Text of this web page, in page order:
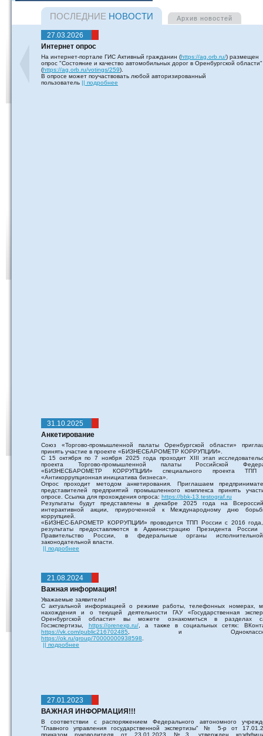
ПОСЛЕДНИЕ НОВОСТИ Архив новостей
27.03.2026
Интернет опрос
На интернет-портале ГИС Активный гражданин (https://ag.orb.ru/) размещен
опрос "Состояние и качество автомобильных дорог в Оренбургской области"
(https://ag.orb.ru/votings/259).
В опросе может поучаствовать любой авторизированный
пользователь || подробнее
31.10.2025
Анкетирование
Союз «Торгово-промышленной палаты Оренбургской области»
принять участие в проекте «БИЗНЕСБАРОМЕТР КОРРУПЦИИ».
С 15 октября по 7 ноября 2025 года проходит XIII этап
проекта Торгово-промышленной палаты Российской
«БИЗНЕСБАРОМЕТР КОРРУПЦИИ» специального проекта
«Антикоррупционная инициатива бизнеса».
Опрос проходит методом анкетирования. Приглашаем
представителей предприятий промышленного комплекса принять
опросе. Ссылка для прохождения опроса: https://bbk-13.testograf.ru
Результаты будут представлены в декабре 2025 года на
интерактивной акции, приуроченной к Международному дню
коррупцией.
«БИЗНЕС-БАРОМЕТР КОРРУПЦИИ» проводится ТПП России с 2016
результаты предоставляются в Администрацию Президента
Правительство России, в федеральные органы
законодательной власти.
|| подробнее
21.08.2024
Важная информация!
Уважаемые заявители!
С актуальной информацией о режиме работы, телефонных номерах,
нахождения и о текущей деятельности ГАУ «Государственная
Оренбургской области» вы можете ознакомиться в разделах
Госэкспертизы, https://orenexp.ru/, а также в социальных сетях:
https://vk.com/public216702485 , и
https://ok.ru/group/70000000938598
|| подробнее
27.01.2023
ВАЖНАЯ ИНФОРМАЦИЯ!!!
В соответствии с распоряжением Федерального автономного
"Главного управления государственной экспертизы" № 5-р от
приказом руководителя от 23.01.2023 №3, утвержден